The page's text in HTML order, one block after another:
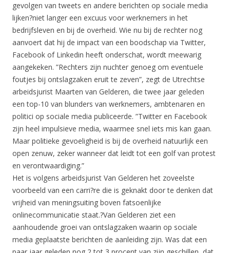
gevolgen van tweets en andere berichten op sociale media
lijken?niet langer een excuus voor werknemers in het
bedrijfsleven en bij de overheid. Wie nu bij de rechter nog
aanvoert dat hij de impact van een boodschap via Twitter,
Facebook of Linkedin heeft onderschat, wordt meewarig
aangekeken. ”Rechters zijn nuchter genoeg om eventuele
foutjes bij ontslagzaken eruit te zeven”, zegt de Utrechtse
arbeidsjurist Maarten van Gelderen, die twee jaar geleden
een top-10 van blunders van werknemers, ambtenaren en
politici op sociale media publiceerde. ”Twitter en Facebook
zijn heel impulsieve media, waarmee snel iets mis kan gaan.
Maar politieke gevoeligheid is bij de overheid natuurlijk een
open zenuw, zeker wanneer dat leidt tot een golf van protest
en verontwaardiging.”
Het is volgens arbeidsjurist Van Gelderen het zoveelste
voorbeeld van een carri?re die is geknakt door te denken dat
vrijheid van meningsuiting boven fatsoenlijke
onlinecommunicatie staat.?Van Gelderen ziet een
aanhoudende groei van ontslagzaken waarin op sociale
media geplaatste berichten de aanleiding zijn. Was dat een